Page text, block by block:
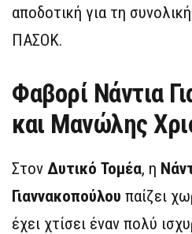
αποδοτική για τη
ΠΑΣΟΚ.
Φαβορί Νάντια
και Μανώλης
Στον Δυτικό Τομέα, η
Γιαννακοπούλου παίζει
έχει χτίσει έναν πολύ